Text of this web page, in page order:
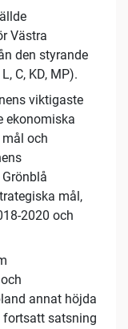
Västra
den styrande
C, KD, MP).
viktigaste
ekonomiska
och
mål,
2020 och
annat höjda
fortsatt satsning